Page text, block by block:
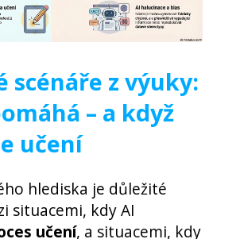
scénáře z výuky:
– a když
učení
hlediska je důležité
situacemi, kdy AI
učení, a situacemi, kdy